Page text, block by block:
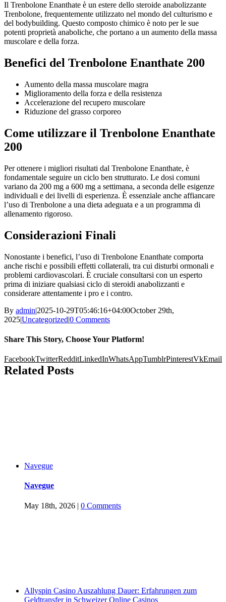
Il Trenbolone Enanthate è un estere dello steroide anabolizzante
Trenbolone, frequentemente utilizzato nel mondo del culturismo e
del bodybuilding. Questo composto chimico è noto per le sue
potenti proprietà anaboliche, che portano a un aumento della massa
muscolare e della forza.
Benefici del Trenbolone Enanthate 200
Aumento della massa muscolare magra
Miglioramento della forza e della resistenza
Accelerazione del recupero muscolare
Riduzione del grasso corporeo
Come utilizzare il Trenbolone Enanthate
200
Per ottenere i migliori risultati dal Trenbolone Enanthate, è
fondamentale seguire un ciclo ben strutturato. Le dosi comuni
variano da 200 mg a 600 mg a settimana, a seconda delle esigenze
individuali e dei livelli di esperienza. È essenziale anche affiancare
l’uso di Trenbolone a una dieta adeguata e a un programma di
allenamento rigoroso.
Considerazioni Finali
Nonostante i benefici, l’uso di Trenbolone Enanthate comporta
anche rischi e possibili effetti collaterali, tra cui disturbi ormonali e
problemi cardiovascolari. È cruciale consultarsi con un esperto
prima di iniziare qualsiasi ciclo di steroidi anabolizzanti e
considerare attentamente i pro e i contro.
By admin|2025-10-29T05:46:16+04:00October 29th,
2025|Uncategorized|0 Comments
Share This Story, Choose Your Platform!
FacebookTwitterRedditLinkedInWhatsAppTumblrPinterestVkEmail
Related Posts
Navegue
Navegue
May 18th, 2026 | 0 Comments
Allyspin Casino Auszahlung Dauer: Erfahrungen zum
Geldtransfer in Schweizer Online Casinos